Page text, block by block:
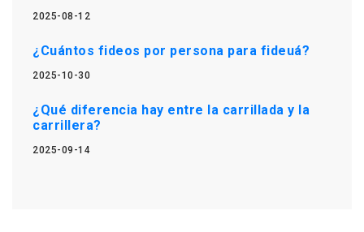
2025-08-12
¿Cuántos fideos por persona para fideuá?
2025-10-30
¿Qué diferencia hay entre la carrillada y la
carrillera?
2025-09-14